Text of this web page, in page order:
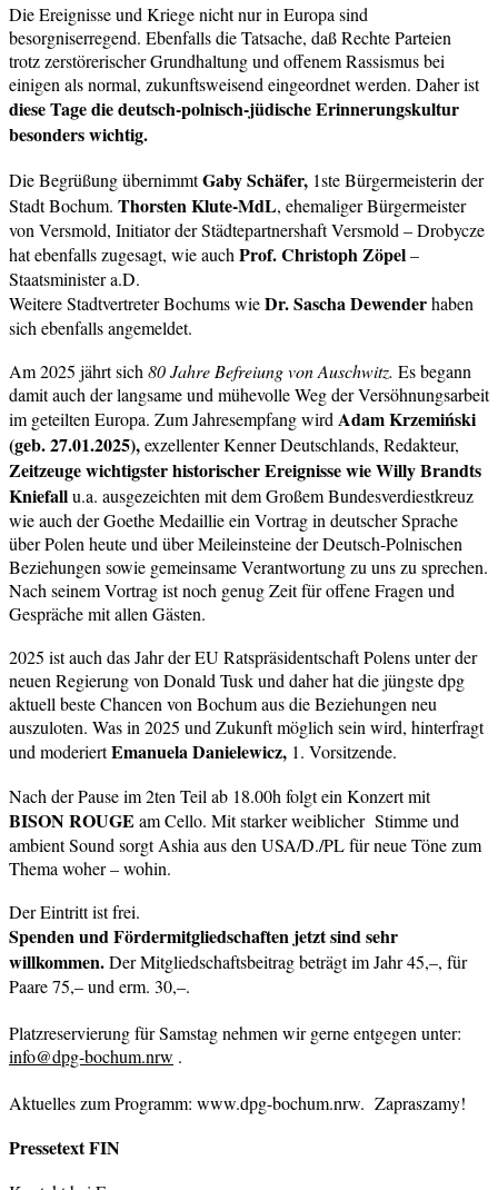
Die Ereignisse und Kriege nicht nur in Europa sind
besorgniserregend. Ebenfalls die Tatsache, daß Rechte Parteien
trotz zerstörerischer Grundhaltung und offenem Rassismus bei
einigen als normal, zukunftsweisend eingeordnet werden. Daher ist
diese Tage die deutsch-polnisch-jüdische Erinnerungskultur
besonders wichtig.
Die Begrüßung übernimmtGaby Schäfer, 1ste Bürgermeisterin der
Stadt Bochum. Thorsten Klute-MdL, ehemaliger Bürgermeister
von Versmold, Initiator der Städtepartnershaft Versmold – Drobycze
hat ebenfalls zugesagt, wie auch Prof. Christoph Zöpel–
Staatsminister a.D.
Weitere Stadtvertreter Bochums wieDr. Sascha Dewenderhaben
sich ebenfalls angemeldet.
Am 2025 jährt sich 80 Jahre Befreiung von Auschwitz. Es begann
damit auch der langsame und mühevolle Weg der Versöhnungsarbeit
im geteilten Europa. Zum Jahresempfang wird Adam Krzemiński
(geb. 27.01.2025),exzellenter Kenner Deutschlands, Redakteur,
Zeitzeuge wichtigster historischer Ereignisse wie Willy Brandts
Kniefallu.a. ausgezeichten mit dem Großem Bundesverdiestkreuz
wie auch der Goethe Medaillie ein Vortrag in deutscher Sprache
über Polen heute und über Meileinsteine der Deutsch-Polnischen
Beziehungen sowie gemeinsame Verantwortung zu uns zu sprechen.
Nach seinem Vortrag ist noch genug Zeit für offene Fragen und
Gespräche mit allen Gästen.
2025 ist auch das Jahr der EU Ratspräsidentschaft Polens unter der
neuen Regierung von Donald Tusk und daher hat die jüngste dpg
aktuell beste Chancen von Bochum aus die Beziehungen neu
auszuloten. Was in 2025 und Zukunft möglich sein wird, hinterfragt
und moderiertEmanuela Danielewicz, 1. Vorsitzende.
Nach der Pause im 2ten Teil ab 18.00h folgt ein Konzert mit
BISON ROUGE am Cello. Mit starker weiblicher Stimme und
ambient Sound sorgt Ashia aus den USA/D./PL für neue Töne zum
Thema woher – wohin.
Der Eintritt ist frei.
Spenden und Fördermitgliedschaften jetzt sind sehr
willkommen.Der Mitgliedschaftsbeitrag beträgt im Jahr 45,–, für
Paare 75,– und erm. 30,–.
Platzreservierung für Samstag nehmen wir gerne entgegen unter:
info@dpg-bochum.nrw .
Aktuelles zum Programm: www.dpg-bochum.nrw. Zapraszamy!
Pressetext FIN